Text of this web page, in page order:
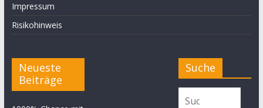
Impressum
Risikohinweis
Neueste
Beiträge
Suche